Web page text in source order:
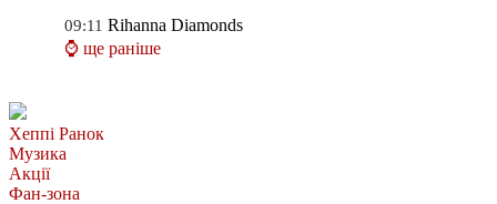
09:11 Rihanna Diamonds
⌚ ще раніше
Хеппі Ранок
Музика
Акції
Фан-зона